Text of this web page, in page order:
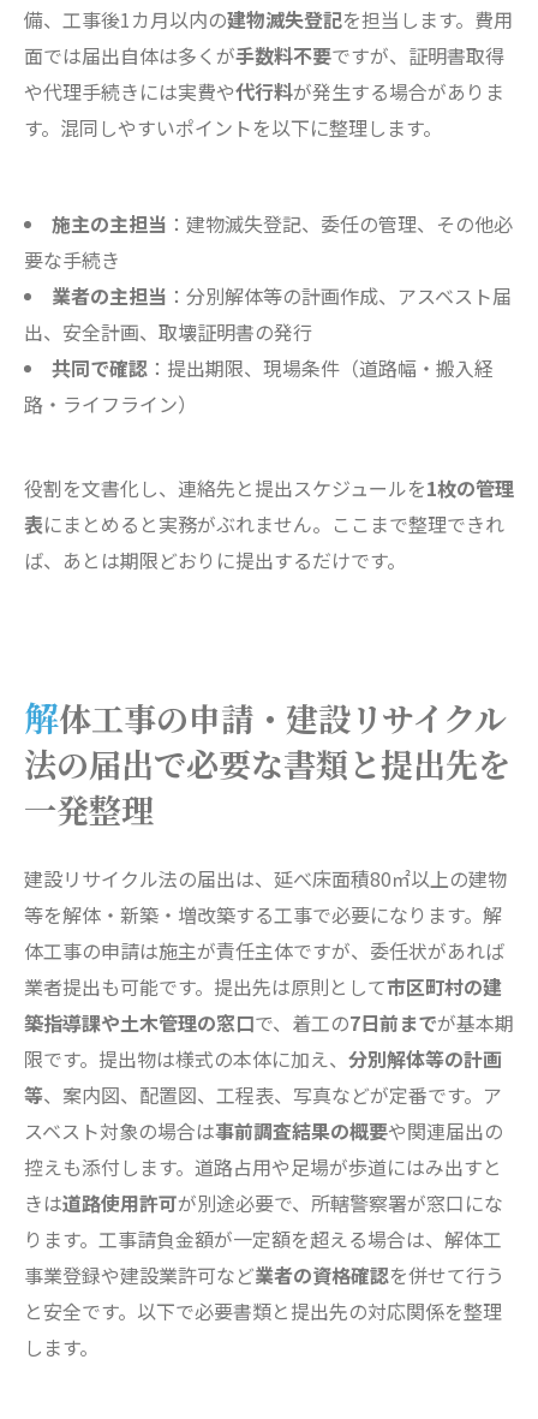
備、工事後1カ月以内の建物滅失登記を担当します。費用
面では届出自体は多くが手数料不要ですが、証明書取得
や代理手続きには実費や代行料が発生する場合がありま
す。混同しやすいポイントを以下に整理します。
施主の主担当 ：建物滅失登記、委任の管理、その他必
要な手続き
業者の主担当 ：分別解体等の計画作成、アスベスト届
出、安全計画、取壊証明書の発行
共同で確認：提出期限、現場条件（道路幅・搬入経
路・ライフライン）
役割を文書化し、連絡先と提出スケジュールを1枚の管理
表にまとめると実務がぶれません。ここまで整理できれ
ば、あとは期限どおりに提出するだけです。
解体工事の申請・建設リサイクル
法の届出で必要な書類と提出先を
一発整理
建設リサイクル法の届出は、延べ床面積80㎡以上の建物
等を解体・新築・増改築する工事で必要になります。解
体工事の申請は施主が責任主体ですが、委任状があれば
業者提出も可能です。提出先は原則として市区町村の建
築指導課や土木管理の窓口で、着工の7日前までが基本期
限です。提出物は様式の本体に加え、 分別解体等の計画
等、案内図、配置図、工程表、写真などが定番です。ア
スベスト対象の場合は事前調査結果の概要や関連届出の
控えも添付します。道路占用や足場が歩道にはみ出すと
きは道路使用許可が別途必要で、所轄警察署が窓口にな
ります。工事請負金額が一定額を超える場合は、解体工
事業登録や建設業許可など業者の資格確認を併せて行う
と安全です。以下で必要書類と提出先の対応関係を整理
します。